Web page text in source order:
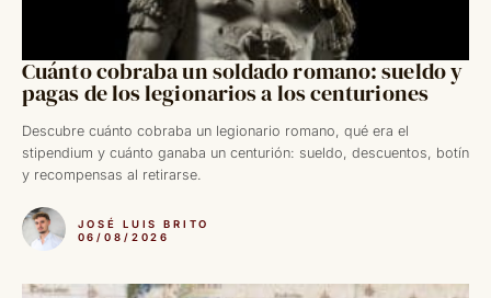
Cuánto cobraba un soldado romano: sueldo y
pagas de los legionarios a los centuriones
Descubre cuánto cobraba un legionario romano, qué era el
stipendium y cuánto ganaba un centurión: sueldo, descuentos, botín
y recompensas al retirarse.
JOSÉ LUIS BRITO
06/08/2026